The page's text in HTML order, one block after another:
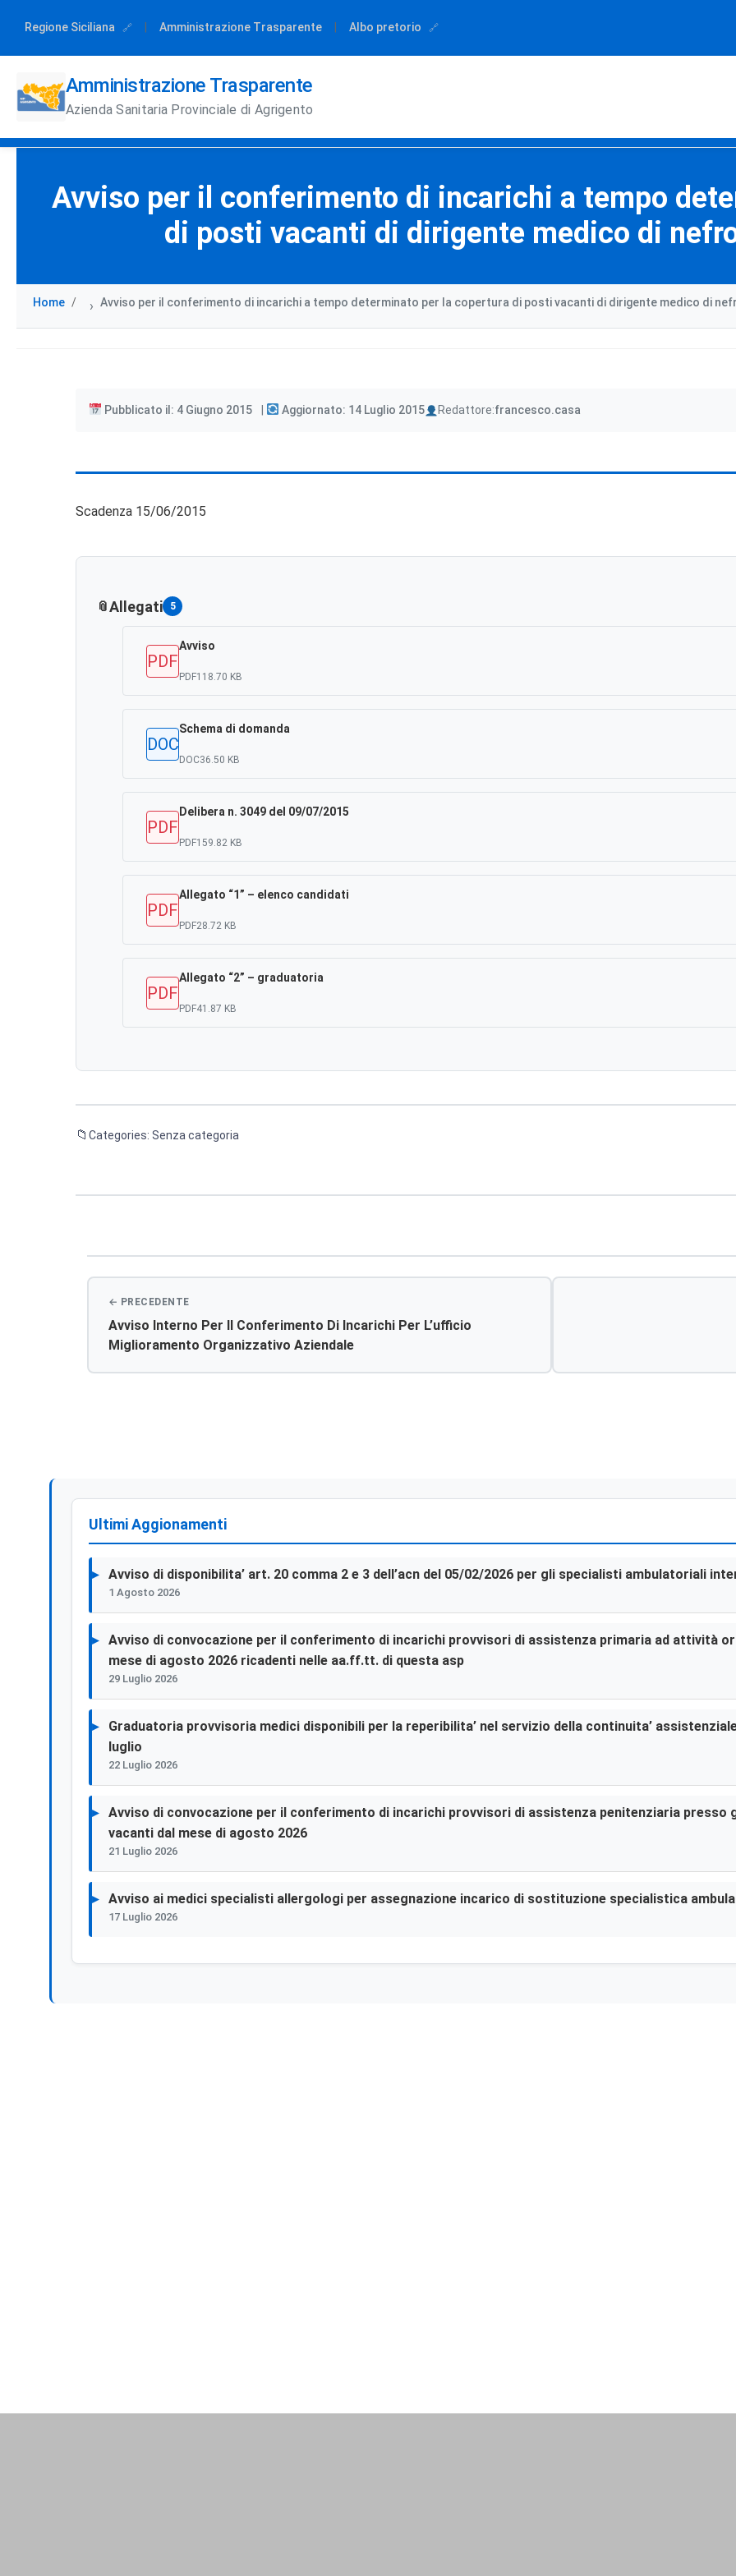
Regione Siciliana Amministrazione Trasparente Albo pretorio
Amministrazione Trasparente
Azienda Sanitaria Provinciale di Agrigento
Avviso per il conferimento di incarichi a tempo
di posti vacanti di dirigente medico di
Home › Avviso per il conferimento di incarichi a tempo determinato per la copertura di posti vacanti di dirigente medico di
Pubblicato il: 4 Giugno 2015 Aggiornato: 14 Luglio 2015 Redattore:
Author francesco.casa
Scadenza 15/06/2015
Allegati 5
PDF
Avviso
PDF118.70 KB
DOC
Schema di domanda
DOC36.50 KB
PDF
Delibera n. 3049 del 09/07/2015
PDF159.82 KB
PDF
Allegato “1” – elenco candidati
PDF28.72 KB
PDF
Allegato “2” – graduatoria
PDF41.87 KB
Categories: Senza categoria
articoli
Avviso Interno Per Il Conferimento Di Incarichi Per L’ufficio
Miglioramento Organizzativo Aziendale
Ultimi Aggionamenti
Avviso di disponibilita’ art. 20 comma 2 e 3 dell’acn del 05/02/2026 per gli specialisti ambulatoriali
1 Agosto 2026
Avviso di convocazione per il conferimento di incarichi provvisori di assistenza primaria ad attività
mese di agosto 2026 ricadenti nelle aa.ff.tt. di questa asp
29 Luglio 2026
Graduatoria provvisoria medici disponibili per la reperibilita’ nel servizio della continuita’
luglio
22 Luglio 2026
Avviso di convocazione per il conferimento di incarichi provvisori di assistenza penitenziaria
vacanti dal mese di agosto 2026
21 Luglio 2026
Avviso ai medici specialisti allergologi per assegnazione incarico di sostituzione specialistica
17 Luglio 2026